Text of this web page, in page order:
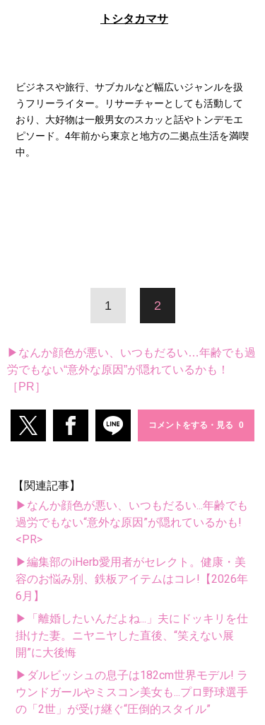
トシタカマサ
ビジネスや旅行、サブカルなど幅広いジャンルを扱
うフリーライター。リサーチャーとしても活動して
おり、大好物は一般男女のスカッと話やトンデモエ
ピソード。4年前から東京と地方の二拠点生活を満喫
中。
1 2
▶なんか顔色が悪い、いつもだるい…年齢でも過
労でもない“意外な原因”が隠れているかも！
［PR］
コメントをする・見る
【関連記事】
▶なんか顔色が悪い、いつもだるい...年齢でも
過労でもない“意外な原因”が隠れているかも!
<PR>
▶編集部のiHerb愛用者がセレクト。健康・美
容のお悩み別、鉄板アイテムはコレ!【2026年
6月】
▶「離婚したいんだよね...」夫にドッキリを仕
掛けた妻。ニヤニヤした直後、“笑えない展
開”に大後悔
▶ダルビッシュの息子は182cm世界モデル! ラ
ウンドガールやミスコン美女も...プロ野球選手
の「2世」が受け継ぐ“圧倒的スタイル”